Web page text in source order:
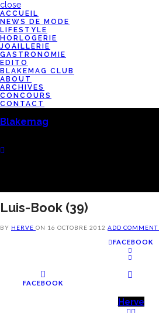
close
ACCUEIL
NEWS DE MODE
LIFESTYLE
HORLOGERIE
JOAILLERIE
GASTRONOMIE
EDITO
BLAKEMAG CLUB
ABOUT
ARCHIVES
CONCOURS
CONTACT
Blakemag
Luis-Book (39)
BY HERVE ON 16 OCTOBRE 2012 ADD COMMENT
FACEBOOK
FACEBOOK
Herve